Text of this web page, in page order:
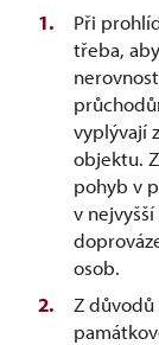
Při
třeba,
vyplývají
objektu.
pohyb v
v
osob.
Z